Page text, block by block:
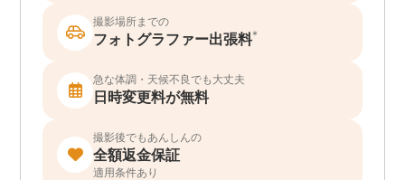
撮影場所までの
フォトグラファー出張料*
急な体調・天候不良でも大丈夫
日時変更料が無料
撮影後でもあんしんの
全額返金保証
適用条件あり